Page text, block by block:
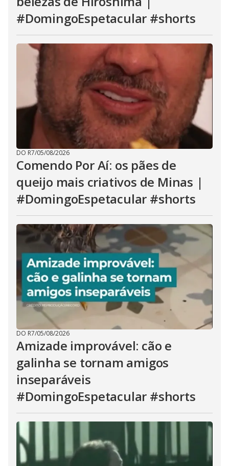
#DomingoEspetacular #shorts
DO R7/05/08/2026
Comendo Por Aí: os pães de
queijo mais criativos de Minas |
#DomingoEspetacular #shorts
DO R7/05/08/2026
Amizade improvável: cão e
galinha se tornam amigos
inseparáveis
#DomingoEspetacular #shorts